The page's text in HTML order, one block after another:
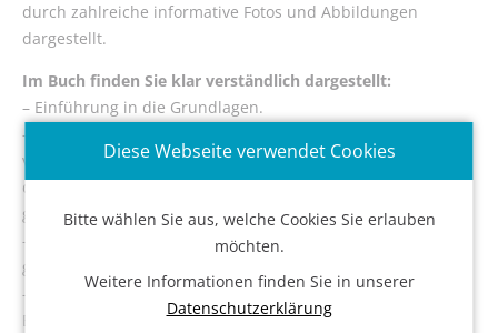
Impressum
AGB
durch zahlreiche informative Fotos und Abbildungen
dargestellt.
Im Buch finden Sie klar verständlich dargestellt:
– Einführung in die Grundlagen.
– Praxis der modernen Lasermedizin und Laserakupunktur
von Frank Bahr, Ehrenprofessor der chinesischen Akademie
der Wissenschaften in Beijing und Seniorprofessor an der
größten TCM-Universität Chinas in Nanjing.
– Sie erfahren alles über erfolgreiche Praxis-Anwendung
gegliedert nach verschiedenen Krankheitsbildern.
– Eindrucksvoll in Wort und Bild lernen Sie, bei welcher
Erkrankungen welches Therapieverfahren wie eingesetzt
Diese Webseite verwendet Cookies
Bitte wählen Sie aus, welche Cookies Sie erlauben
möchten.
Weitere Informationen finden Sie in unserer
Datenschutzerklärung